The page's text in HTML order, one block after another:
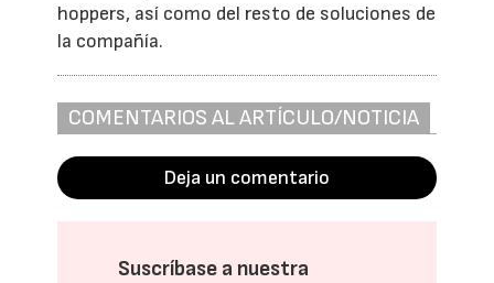
hoppers, así como del resto de soluciones de
la compañía.
COMENTARIOS AL ARTÍCULO/NOTICIA
Deja un comentario
Suscríbase a nuestra